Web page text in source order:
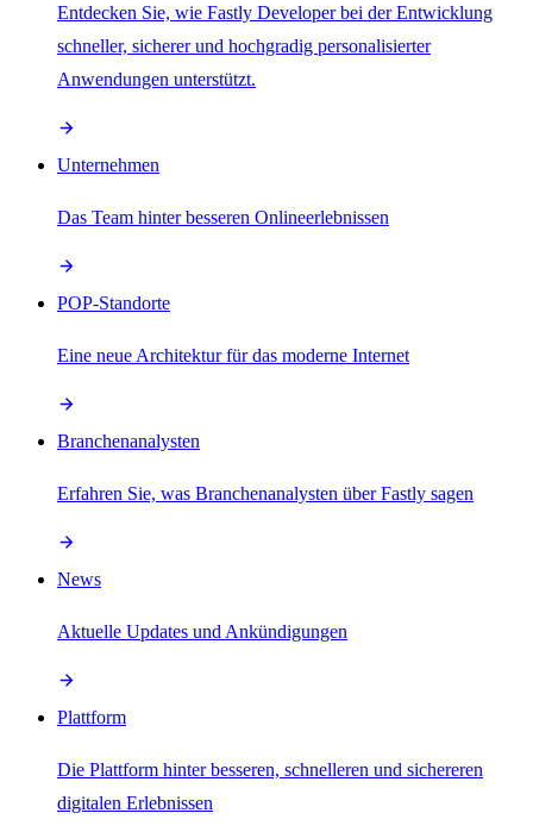
Entdecken Sie, wie Fastly Developer bei der Entwicklung
schneller, sicherer und hochgradig personalisierter
Anwendungen unterstützt.
Unternehmen
Das Team hinter besseren Onlineerlebnissen
POP-Standorte
Eine neue Architektur für das moderne Internet
Branchenanalysten
Erfahren Sie, was Branchenanalysten über Fastly sagen
News
Aktuelle Updates und Ankündigungen
Plattform
Die Plattform hinter besseren, schnelleren und sichereren
digitalen Erlebnissen